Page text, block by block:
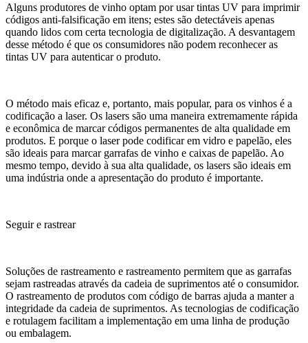
Alguns produtores de vinho optam por usar tintas UV para imprimir
códigos anti-falsificação em itens; estes são detectáveis ​​apenas
quando lidos com certa tecnologia de digitalização. A desvantagem
desse método é que os consumidores não podem reconhecer as
tintas UV para autenticar o produto.
O método mais eficaz e, portanto, mais popular, para os vinhos é a
codificação a laser. Os lasers são uma maneira extremamente rápida
e econômica de marcar códigos permanentes de alta qualidade em
produtos. E porque o laser pode codificar em vidro e papelão, eles
são ideais para marcar garrafas de vinho e caixas de papelão. Ao
mesmo tempo, devido à sua alta qualidade, os lasers são ideais em
uma indústria onde a apresentação do produto é importante.
Seguir e rastrear
Soluções de rastreamento e rastreamento permitem que as garrafas
sejam rastreadas através da cadeia de suprimentos até o consumidor.
O rastreamento de produtos com código de barras ajuda a manter a
integridade da cadeia de suprimentos. As tecnologias de codificação
e rotulagem facilitam a implementação em uma linha de produção
ou embalagem.